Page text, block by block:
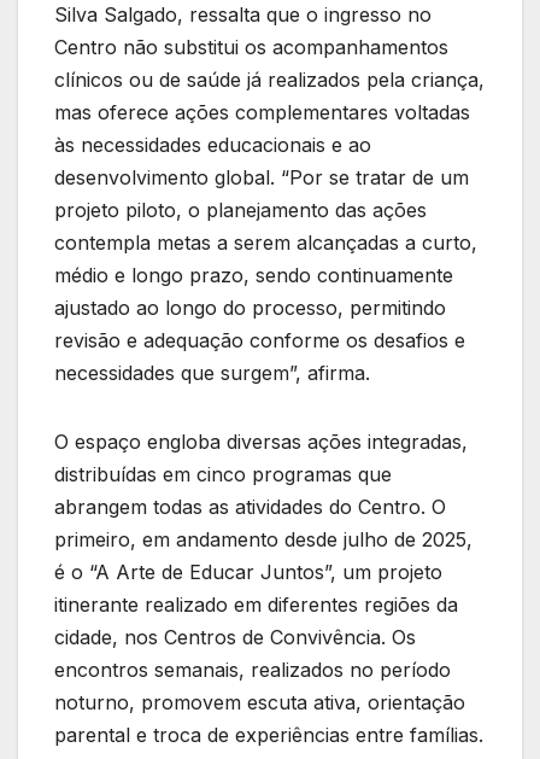
Silva Salgado, ressalta que o ingresso no
Centro não substitui os acompanhamentos
clínicos ou de saúde já realizados pela criança,
mas oferece ações complementares voltadas
às necessidades educacionais e ao
desenvolvimento global. “Por se tratar de um
projeto piloto, o planejamento das ações
contempla metas a serem alcançadas a curto,
médio e longo prazo, sendo continuamente
ajustado ao longo do processo, permitindo
revisão e adequação conforme os desafios e
necessidades que surgem”, afirma.
O espaço engloba diversas ações integradas,
distribuídas em cinco programas que
abrangem todas as atividades do Centro. O
primeiro, em andamento desde julho de 2025,
é o “A Arte de Educar Juntos”, um projeto
itinerante realizado em diferentes regiões da
cidade, nos Centros de Convivência. Os
encontros semanais, realizados no período
noturno, promovem escuta ativa, orientação
parental e troca de experiências entre famílias.